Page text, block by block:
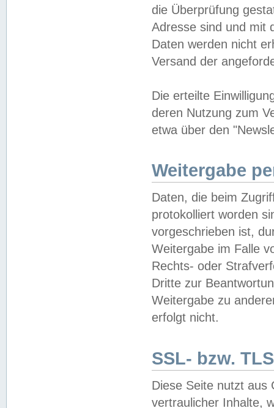
die Überprüfung
Adresse sind und mit
Daten werden nicht
Versand der
Die erteilte
deren Nutzung zum
etwa über den
Weitergabe
Daten, die beim
protokolliert worden
vorgeschrieben ist,
Weitergabe im Falle
Rechts- oder
Dritte zur
Weitergabe zu
erfolgt nicht.
SSL- bzw.
Diese Seite nutzt aus
vertraulicher Inhalte,